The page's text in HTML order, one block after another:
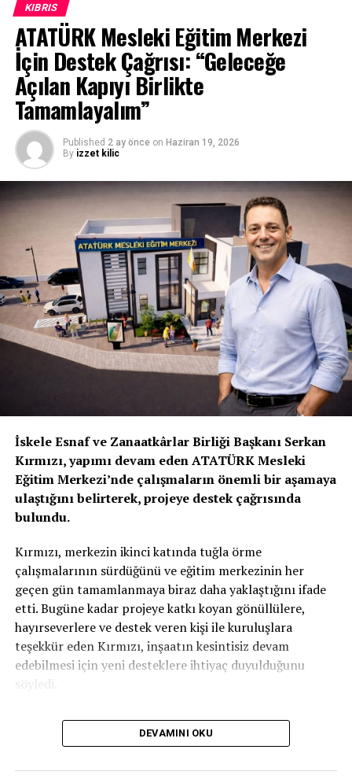
Saner, İHA ve SİHA konusunda görüşmeler olduğunu
ancak herhangi bir adım atılmadığını kaydetti.
UP NEXT
Ataoğlu: “Cinayet silahı” doğaya atılan plastik torba!
KAÇIRMAYIN
KEİ’nin koordinasyonu ile 10 yılda 10 milyondan fazla
fidan üretildi
KIBRIS
ATATÜRK Mesleki Eğitim Merkezi
İçin Destek Çağrısı: “Geleceğe
Açılan Kapıyı Birlikte
Tamamlayalım”
Published 2 ay önce on Haziran 19, 2026
By izzet kilic
İskele Esnaf ve Zanaatkârlar Birliği Başkanı Serkan
Kırmızı, yapımı devam eden ATATÜRK Mesleki
Eğitim Merkezi’nde çalışmaların önemli bir aşamaya
ulaştığını belirterek, projeye destek çağrısında
bulundu.
Kırmızı, merkezin ikinci katında tuğla örme
çalışmalarının sürdüğünü ve eğitim merkezinin her
geçen gün tamamlanmaya biraz daha yaklaştığını ifade
etti. Bugüne kadar projeye katkı koyan gönüllülere,
hayırseverlere ve destek veren kişi ile kuruluşlara
teşekkür eden Kırmızı, inşaatın kesintisiz devam
edebilmesi için yeni desteklere ihtiyaç duyulduğunu
söyledi.
Özellikle tuğla başta olmak üzere çeşitli inşaat
malzemelerinin temin edilmesinin önem taşıdığını
ülkenin geleceğine yatırım yapma anlayışıyla bugünlere
DEVAMINI OKU